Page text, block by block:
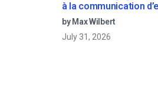
à la communication
by Max Wilbert
July 31, 2026